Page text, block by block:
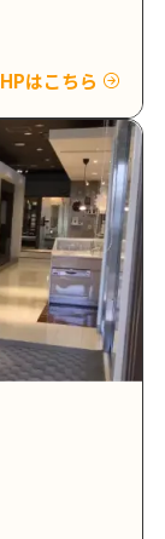
HPはこちら